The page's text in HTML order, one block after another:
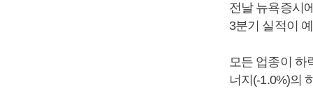
전날 뉴욕증시
3분기 실적이
모든 업종이 하
너지(-1.0%)의